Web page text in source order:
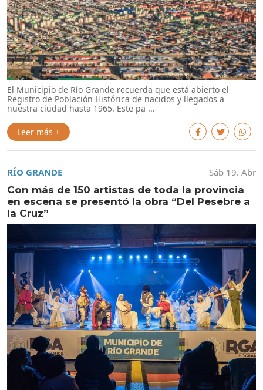
El Municipio de Río Grande recuerda que está abierto el
Registro de Población Histórica de nacidos y llegados a
nuestra ciudad hasta 1965. Este pa ...
Leer más +
RÍO GRANDE
Sáb 19. Abr
Con más de 150 artistas de toda la provincia
en escena se presentó la obra “Del Pesebre a
la Cruz”